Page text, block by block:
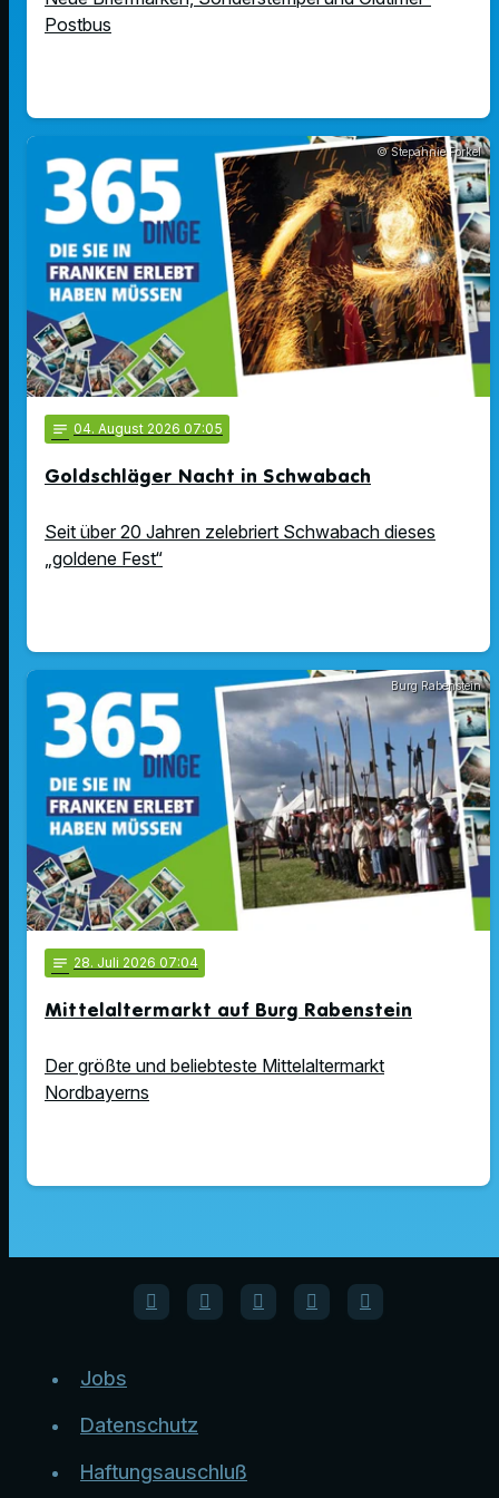
Postbus
© Stepahnie Forkel
notes 04. August 2026 07:05
Goldschläger Nacht in Schwabach
Seit über 20 Jahren zelebriert Schwabach dieses
„goldene Fest“
Burg Rabenstein
notes 28. Juli 2026 07:04
Mittelaltermarkt auf Burg Rabenstein
Der größte und beliebteste Mittelaltermarkt
Nordbayerns
Jobs
Datenschutz
Haftungsauschluß